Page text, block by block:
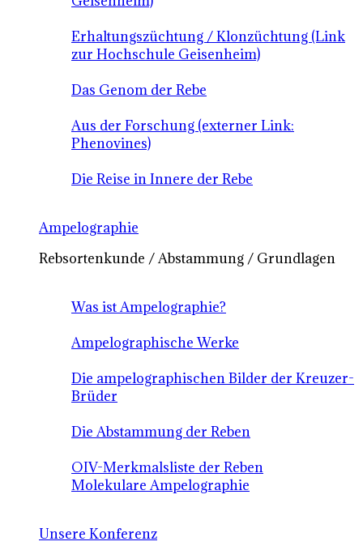
Erhaltungszüchtung / Klonzüchtung (Link
zur Hochschule Geisenheim)
Das Genom der Rebe
Aus der Forschung (externer Link:
Phenovines)
Die Reise in Innere der Rebe
Ampelographie
Rebsortenkunde / Abstammung / Grundlagen
Was ist Ampelographie?
Ampelographische Werke
Die ampelographischen Bilder der Kreuzer-
Brüder
Die Abstammung der Reben
OIV-Merkmalsliste der Reben
Molekulare Ampelographie
Unsere Konferenz